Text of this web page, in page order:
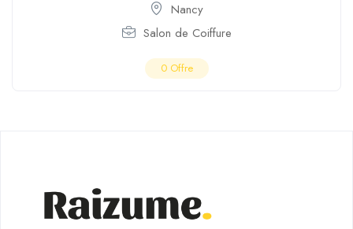
Nancy
Salon de Coiffure
0Offre